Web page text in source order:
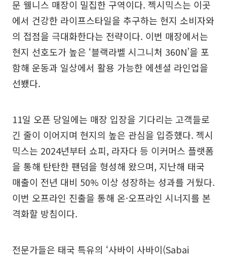
문 웰니스 매장이 밀집한 구역이다. 젝시믹스는 이곳
에서 건강한 라이프스타일을 추구하는 현지 소비자와
의 접점을 극대화한다는 전략이다. 이번 매장에서는
현지 선호도가 높은 ‘블랙라벨 시그니처 360N’을 포
함해 운동과 일상에서 활용 가능한 에센셜 라인업을
선뵀다.
11일 오픈 당일에는 매장 입장을 기다리는 고객들로
긴 줄이 이어지며 현지의 높은 관심을 입증했다. 젝시
믹스는 2024년부터 쇼피, 라자다 등 이커머스 플랫폼
을 통해 탄탄한 팬덤을 형성해 왔으며, 지난해 태국
매출이 전년 대비 50% 이상 성장하는 성과를 거뒀다.
이번 오프라인 진출을 통해 온·오프라인 시너지를 본
격화할 방침이다.
전문가들은 태국 특유의 ‘사바이 사바이(Sabai